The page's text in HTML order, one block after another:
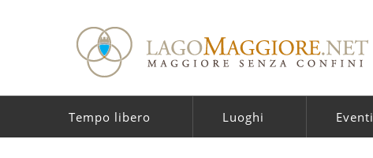
Tempo libero Luoghi Eventi